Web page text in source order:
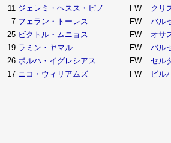
11 ジェレミ・ヘスス・ピノ FW
クリ
7 フェラン・トーレス FW
バル
25 ビクトル・ムニョス FW
オサ
19 ラミン・ヤマル FW
バル
26 ボルハ・イグレシアス FW
セル
17 ニコ・ウィリアムズ FW ビル